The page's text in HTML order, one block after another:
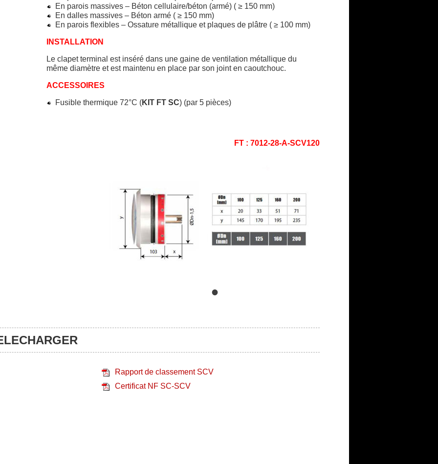
En parois massives – Béton cellulaire/béton (armé) ( ≥ 150 mm)
En dalles massives – Béton armé ( ≥ 150 mm)
En parois flexibles – Ossature métallique et plaques de plâtre ( ≥ 100 mm)
INSTALLATION
Le clapet terminal est inséré dans une gaine de ventilation métallique du
même diamètre et est maintenu en place par son joint en caoutchouc.
ACCESSOIRES
Fusible thermique 72°C (KIT FT SC) (par 5 pièces)
FT : 7012-28-A-SCV120
•
Rapport de classement SCV
Certificat NF SC-SCV